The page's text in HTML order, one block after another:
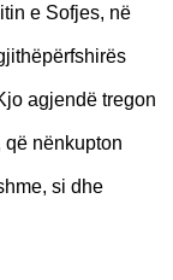
e Sofjes, në
agjendë tregon
që nënkupton
si dhe